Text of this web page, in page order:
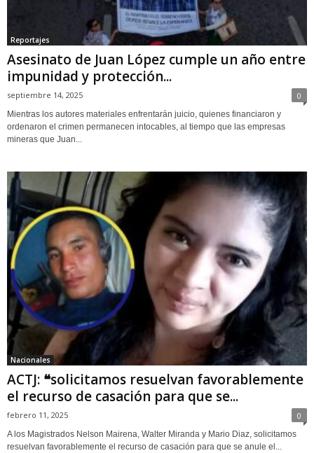
Reportajes
Asesinato de Juan López cumple un año entre
impunidad y protección...
septiembre 14, 2025 0
Mientras los autores materiales enfrentarán juicio, quienes financiaron y
ordenaron el crimen permanecen intocables, al tiempo que las empresas
mineras que Juan...
Nacionales
ACTJ: ❝solicitamos resuelvan favorablemente
el recurso de casación para que se...
febrero 11, 2025 0
A los Magistrados Nelson Mairena, Walter Miranda y Mario Diaz, solicitamos
resuelvan favorablemente el recurso de casación para que se anule el...